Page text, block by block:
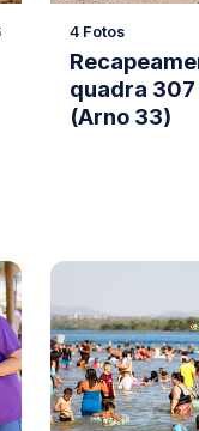
4 Fotos
quadra
(Arno 33)